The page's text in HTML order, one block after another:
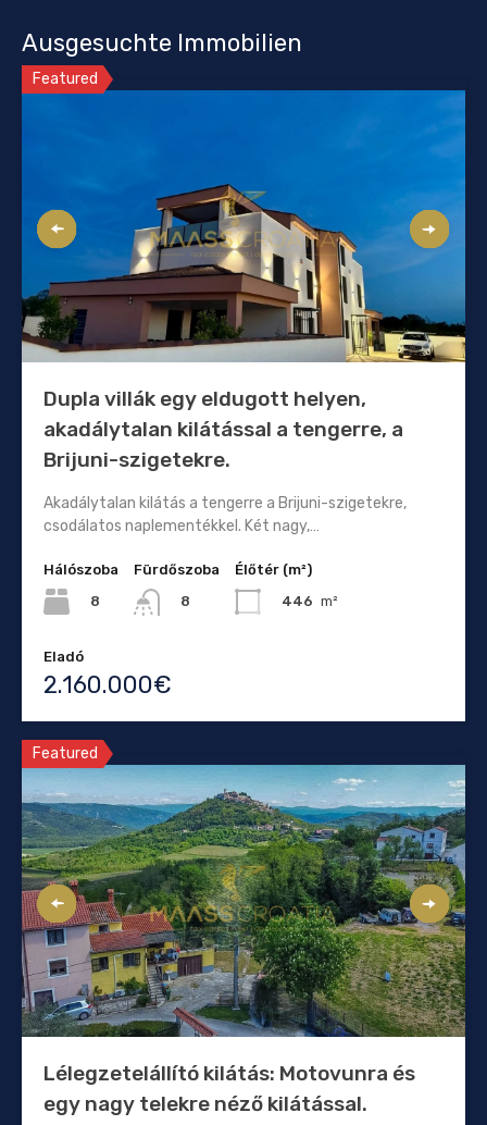
Ausgesuchte Immobilien
Featured
Dupla villák egy eldugott helyen,
akadálytalan kilátással a tengerre, a
Brijuni-szigetekre.
Akadálytalan kilátás a tengerre a Brijuni-szigetekre,
csodálatos naplementékkel. Két nagy,…
Hálószoba
8
Fürdőszoba
8
Élőtér (m²)
446 m²
Eladó
2.160.000€
Featured
Lélegzetelállító kilátás: Motovunra és
egy nagy telekre néző kilátással.